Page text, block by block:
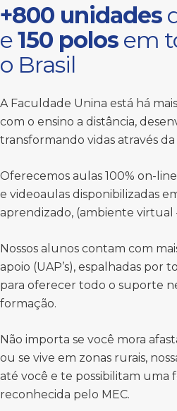
+800 unidades
e150 polos em
o Brasil
A Faculdade Unina está há
com o ensino a distância,
transformando vidas através
Oferecemos aulas 100% on-
e videoaulas disponibilizadas
aprendizado, (ambiente virtual
Nossos alunos contam com
apoio (UAP’s), espalhadas por
para oferecer todo o suporte
formação.
Não importa se você mora
ou se vive em zonas rurais,
até você e te possibilitam uma
reconhecida pelo MEC.